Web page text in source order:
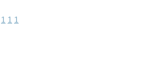
1 1 1